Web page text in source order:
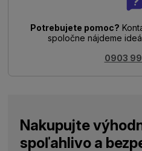
Potrebujete pomoc?
spoločne nájdeme
0903
Nakupujte
spoľahlivo a